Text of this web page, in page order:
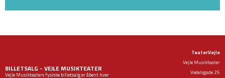
BILLETSALG - VEJLE MUSIKTEATER
Vejle Musikteaters fysiske billetsalg er åbent hver
TeaterVejle
Vejle Musikteater
Vedelsgade 25